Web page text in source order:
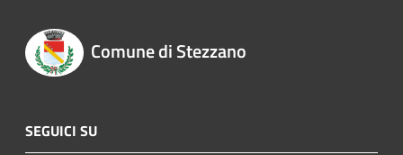
Comune di Stezzano
SEGUICI SU